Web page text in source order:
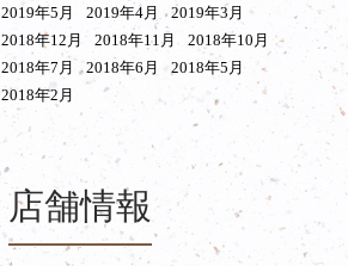
2019年5月 2019年4月
2019年3月
2018年12月 2018年11月
2018年10月
2018年7月 2018年6月
2018年5月
2018年2月
店舗情報